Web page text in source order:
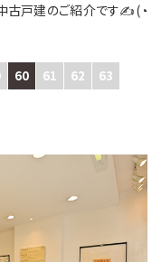
古戸建のご紹介です✍️(◔
60 61 62
63